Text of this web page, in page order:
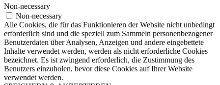
Non-necessary
Non-necessary
Alle Cookies, die für das Funktionieren der Website nicht unbedingt
erforderlich sind und die speziell zum Sammeln personenbezogener
Benutzerdaten über Analysen, Anzeigen und andere eingebettete
Inhalte verwendet werden, werden als nicht erforderliche Cookies
bezeichnet. Es ist zwingend erforderlich, die Zustimmung des
Benutzers einzuholen, bevor diese Cookies auf Ihrer Website
verwendet werden.